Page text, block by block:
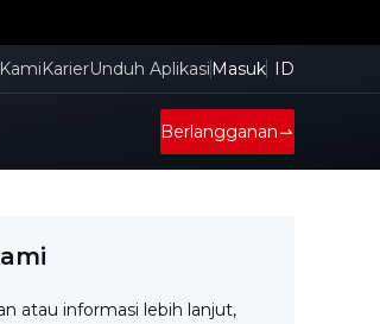
KarierUnduh Aplikasi Masuk ID
Berlangganan
atau informasi lebih lanjut,